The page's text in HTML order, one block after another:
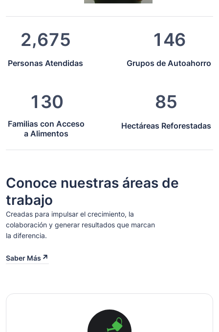
2,675
Personas Atendidas
146
Grupos de Autoahorro
1 30
Familias con Acceso
a Alimentos
85
Hectáreas Reforestadas
Conoce nuestras áreas de
trabajo
Creadas para impulsar el crecimiento, la
colaboración y generar resultados que marcan
la diferencia.
Saber Más